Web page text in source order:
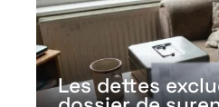
Les dettes